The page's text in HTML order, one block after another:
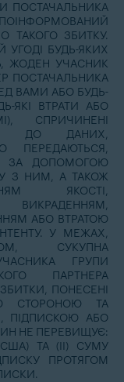
ПОСТАЧАЛЬНИКА
ТАКОГО ЗБИТКУ.
УГОДІ БУДЬ-ЯКИХ
ЖОДЕН УЧАСНИК
ПОСТАЧАЛЬНИКА
ВАМИ АБО БУДЬ-
ЯКІ ВТРАТИ АБО
СПРИЧИНЕНІ
ДО ДАНИХ,
ПЕРЕДАЮТЬСЯ,
ЗА ДОПОМОГОЮ
З НИМ, А ТАКОЖ
ЯКОСТІ,
ВИКРАДЕННЯМ,
АБО ВТРАТОЮ
У МЕЖАХ,
СУКУПНА
ГРУПИ
ПАРТНЕРА
ПОНЕСЕНІ
СТОРОНОЮ ТА
ПІДПИСКОЮ АБО
НЕ ПЕРЕВИЩУЄ:
ТА (II) СУМУ
ПРОТЯГОМ